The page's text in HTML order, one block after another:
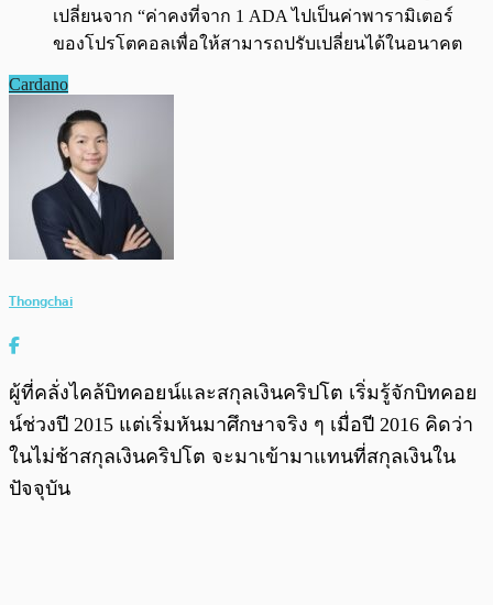
เปลี่ยนจาก “ค่าคงที่จาก 1 ADA ไปเป็นค่าพารามิเตอร์
ของโปรโตคอลเพื่อให้สามารถปรับเปลี่ยนได้ในอนาคต
Cardano
Thongchai
ผู้ที่คลั่งไคล้บิทคอยน์และสกุลเงินคริปโต เริ่มรู้จักบิทคอย
น์ช่วงปี 2015 แต่เริ่มหันมาศึกษาจริง ๆ เมื่อปี 2016 คิดว่า
ในไม่ช้าสกุลเงินคริปโต จะมาเข้ามาแทนที่สกุลเงินใน
ปัจจุบัน